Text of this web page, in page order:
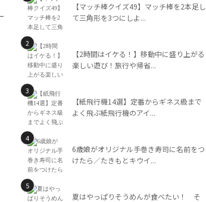
【マッチ棒クイズ49】マッチ棒を2本足し
て三角形を3つにしよ...
【2時間はイケる！】移動中に盛り上がる
楽しい遊び！旅行や帰省...
【紙飛行機14選】定番からギネス級まで
よく飛ぶ紙飛行機のアイ...
6歳娘がオリジナル手巻き寿司に名前をつ
けたら／たきもとキウイ...
夏はやっぱりそうめんが食べたい！ そ